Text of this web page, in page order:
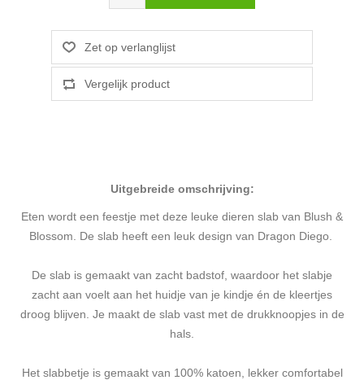
Uitgebreide omschrijving:
Eten wordt een feestje met deze leuke dieren slab van Blush &
Blossom. De slab heeft een leuk design van Dragon Diego.
De slab is gemaakt van zacht badstof, waardoor het slabje
zacht aan voelt aan het huidje van je kindje én de kleertjes
droog blijven. Je maakt de slab vast met de drukknoopjes in de
hals.
Het slabbetje is gemaakt van 100% katoen, lekker comfortabel